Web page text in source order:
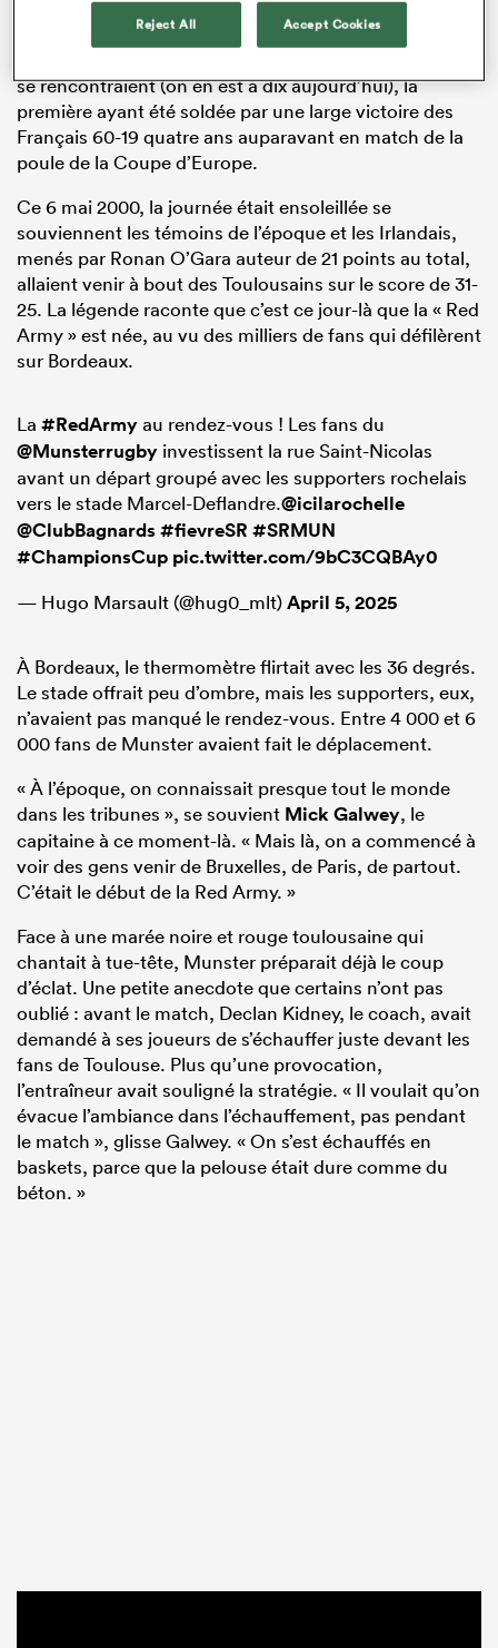
qui était alors le Stade Lescure.
se rencontraient (on en est à dix aujourd’hui), la
première ayant été soldée par une large victoire des
Français 60-19 quatre ans auparavant en match de la
poule de la Coupe d’Europe.
Ce 6 mai 2000, la journée était ensoleillée se
souviennent les témoins de l’époque et les Irlandais,
menés par Ronan O’Gara auteur de 21 points au total,
allaient venir à bout des Toulousains sur le score de 31-
25. La légende raconte que c’est ce jour-là que la « Red
Army » est née, au vu des milliers de fans qui défilèrent
sur Bordeaux.
La #RedArmyau rendez-vous ! Les fans du
@Munsterrugby investissent la rue Saint-Nicolas
avant un départ groupé avec les supporters rochelais
vers le stade Marcel-Deflandre.@icilarochelle
@ClubBagnards#fievreSR #SRMUN
#ChampionsCup pic.twitter.com/9bC3CQBAy0
— Hugo Marsault (@hug0_mlt)April 5, 2025
À Bordeaux, le thermomètre flirtait avec les 36 degrés.
Le stade offrait peu d’ombre, mais les supporters, eux,
n’avaient pas manqué le rendez-vous. Entre 4 000 et 6
000 fans de Munster avaient fait le déplacement.
« À l’époque, on connaissait presque tout le monde
dans les tribunes », se souvient Mick Galwey, le
capitaine à ce moment-là. « Mais là, on a commencé à
voir des gens venir de Bruxelles, de Paris, de partout.
C’était le début de la Red Army. »
Face à une marée noire et rouge toulousaine qui
chantait à tue-tête, Munster préparait déjà le coup
d’éclat. Une petite anecdote que certains n’ont pas
oublié : avant le match, Declan Kidney, le coach, avait
demandé à ses joueurs de s’échauffer juste devant les
fans de Toulouse. Plus qu’une provocation,
l’entraîneur avait souligné la stratégie. « Il voulait qu’on
évacue l’ambiance dans l’échauffement, pas pendant
le match », glisse Galwey. « On s’est échauffés en
baskets, parce que la pelouse était dure comme du
béton. »
Reject All Accept Cookies